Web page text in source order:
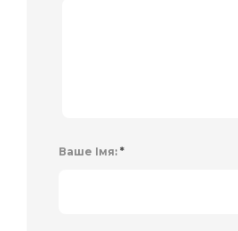
Ваше Імя: *